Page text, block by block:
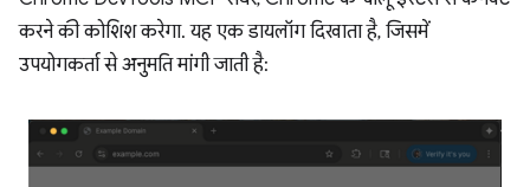
करने की कोशिश करेगा. यह एक डायलॉग दिखाता है, जिसमें
उपयोगकर्ता से अनुमति मांगी जाती है: